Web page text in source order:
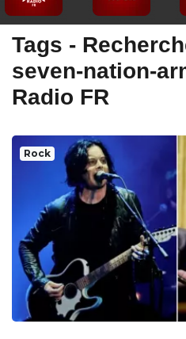
Tags -
seven-nation-
Radio FR
Rock